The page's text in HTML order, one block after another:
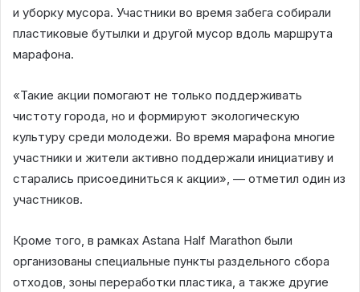
и уборку мусора. Участники во время забега собирали
пластиковые бутылки и другой мусор вдоль маршрута
марафона.
«Такие акции помогают не только поддерживать
чистоту города, но и формируют экологическую
культуру среди молодежи. Во время марафона многие
участники и жители активно поддержали инициативу и
старались присоединиться к акции», — отметил один из
участников.
Кроме того, в рамках Astana Half Marathon были
организованы специальные пункты раздельного сбора
отходов, зоны переработки пластика, а также другие